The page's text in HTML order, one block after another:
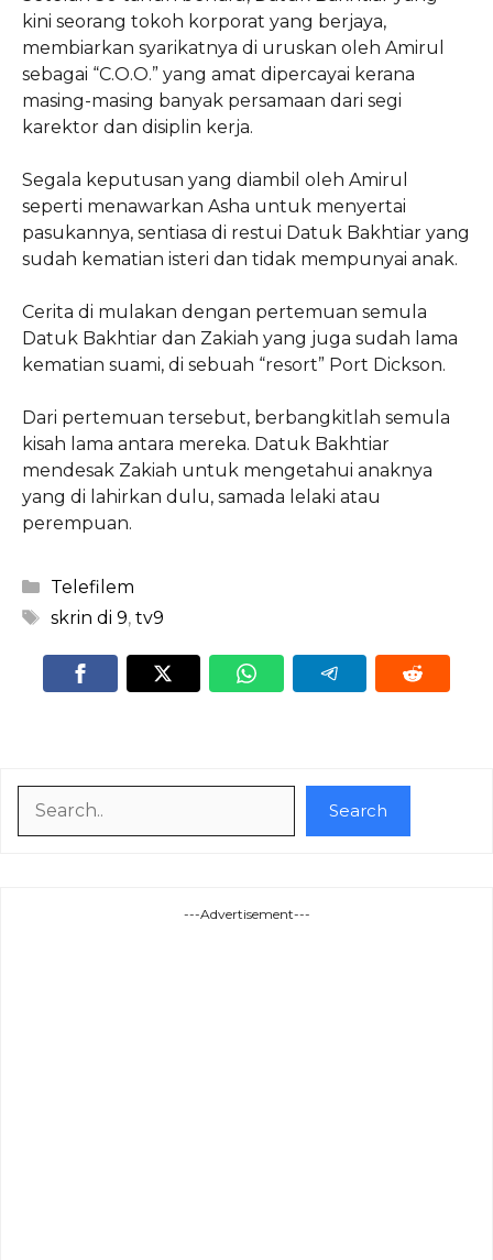
kini seorang tokoh korporat yang berjaya,
membiarkan syarikatnya di uruskan oleh Amirul
sebagai “C.O.O.” yang amat dipercayai kerana
masing-masing banyak persamaan dari segi
karektor dan disiplin kerja.
Segala keputusan yang diambil oleh Amirul
seperti menawarkan Asha untuk menyertai
pasukannya, sentiasa di restui Datuk Bakhtiar yang
sudah kematian isteri dan tidak mempunyai anak.
Cerita di mulakan dengan pertemuan semula
Datuk Bakhtiar dan Zakiah yang juga sudah lama
kematian suami, di sebuah “resort” Port Dickson.
Dari pertemuan tersebut, berbangkitlah semula
kisah lama antara mereka. Datuk Bakhtiar
mendesak Zakiah untuk mengetahui anaknya
yang di lahirkan dulu, samada lelaki atau
perempuan.
Categories
Telefilem
Tags
skrin di 9, tv9
Search
---Advertisement---